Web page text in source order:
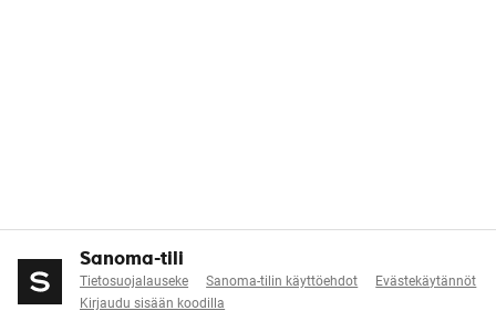
Sanoma-tili
Tietosuojalauseke Sanoma-tilin käyttöehdot
Evästekäytännöt
Kirjaudu sisään koodilla